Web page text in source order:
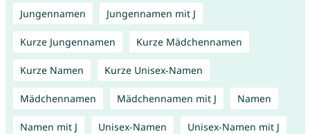
Jungennamen Jungennamen mit J
Kurze Jungennamen Kurze Mädchennamen
Kurze Namen Kurze Unisex-Namen
Mädchennamen Mädchennamen mit J Namen
Namen mit J Unisex-Namen Unisex-Namen mit J